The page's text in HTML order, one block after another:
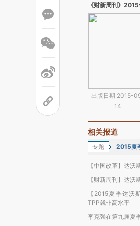
《财新周刊》
出版日期 2015-
14
相关报道
专题 2015夏
【中国改革】达沃
【财新周刊】达沃
【2015夏季达沃
TPP就非高水平
李克强在第九届夏